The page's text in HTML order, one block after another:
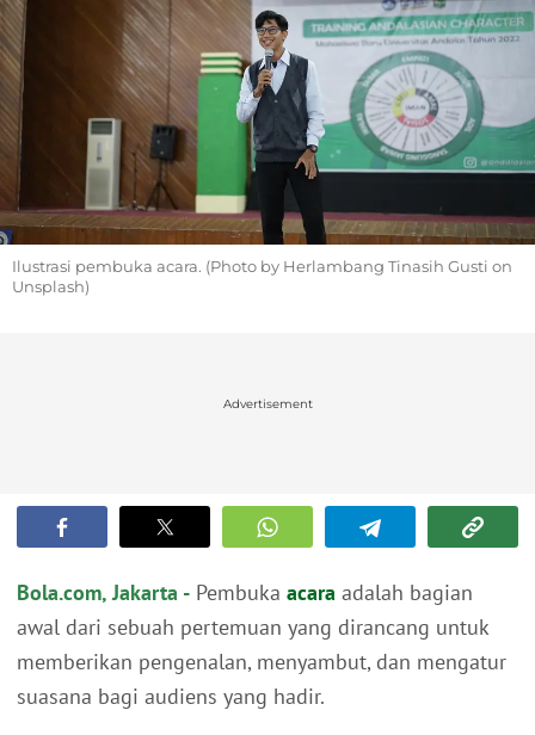
Ilustrasi pembuka acara. (Photo by Herlambang Tinasih Gusti on
Unsplash)
Advertisement
Bola.com, Jakarta - Pembuka acara adalah bagian
awal dari sebuah pertemuan yang dirancang untuk
memberikan pengenalan, menyambut, dan mengatur
suasana bagi audiens yang hadir.